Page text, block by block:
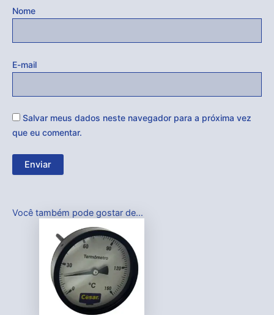
Nome
E-mail
Salvar meus dados neste navegador para a próxima vez
que eu comentar.
Você também pode gostar de…